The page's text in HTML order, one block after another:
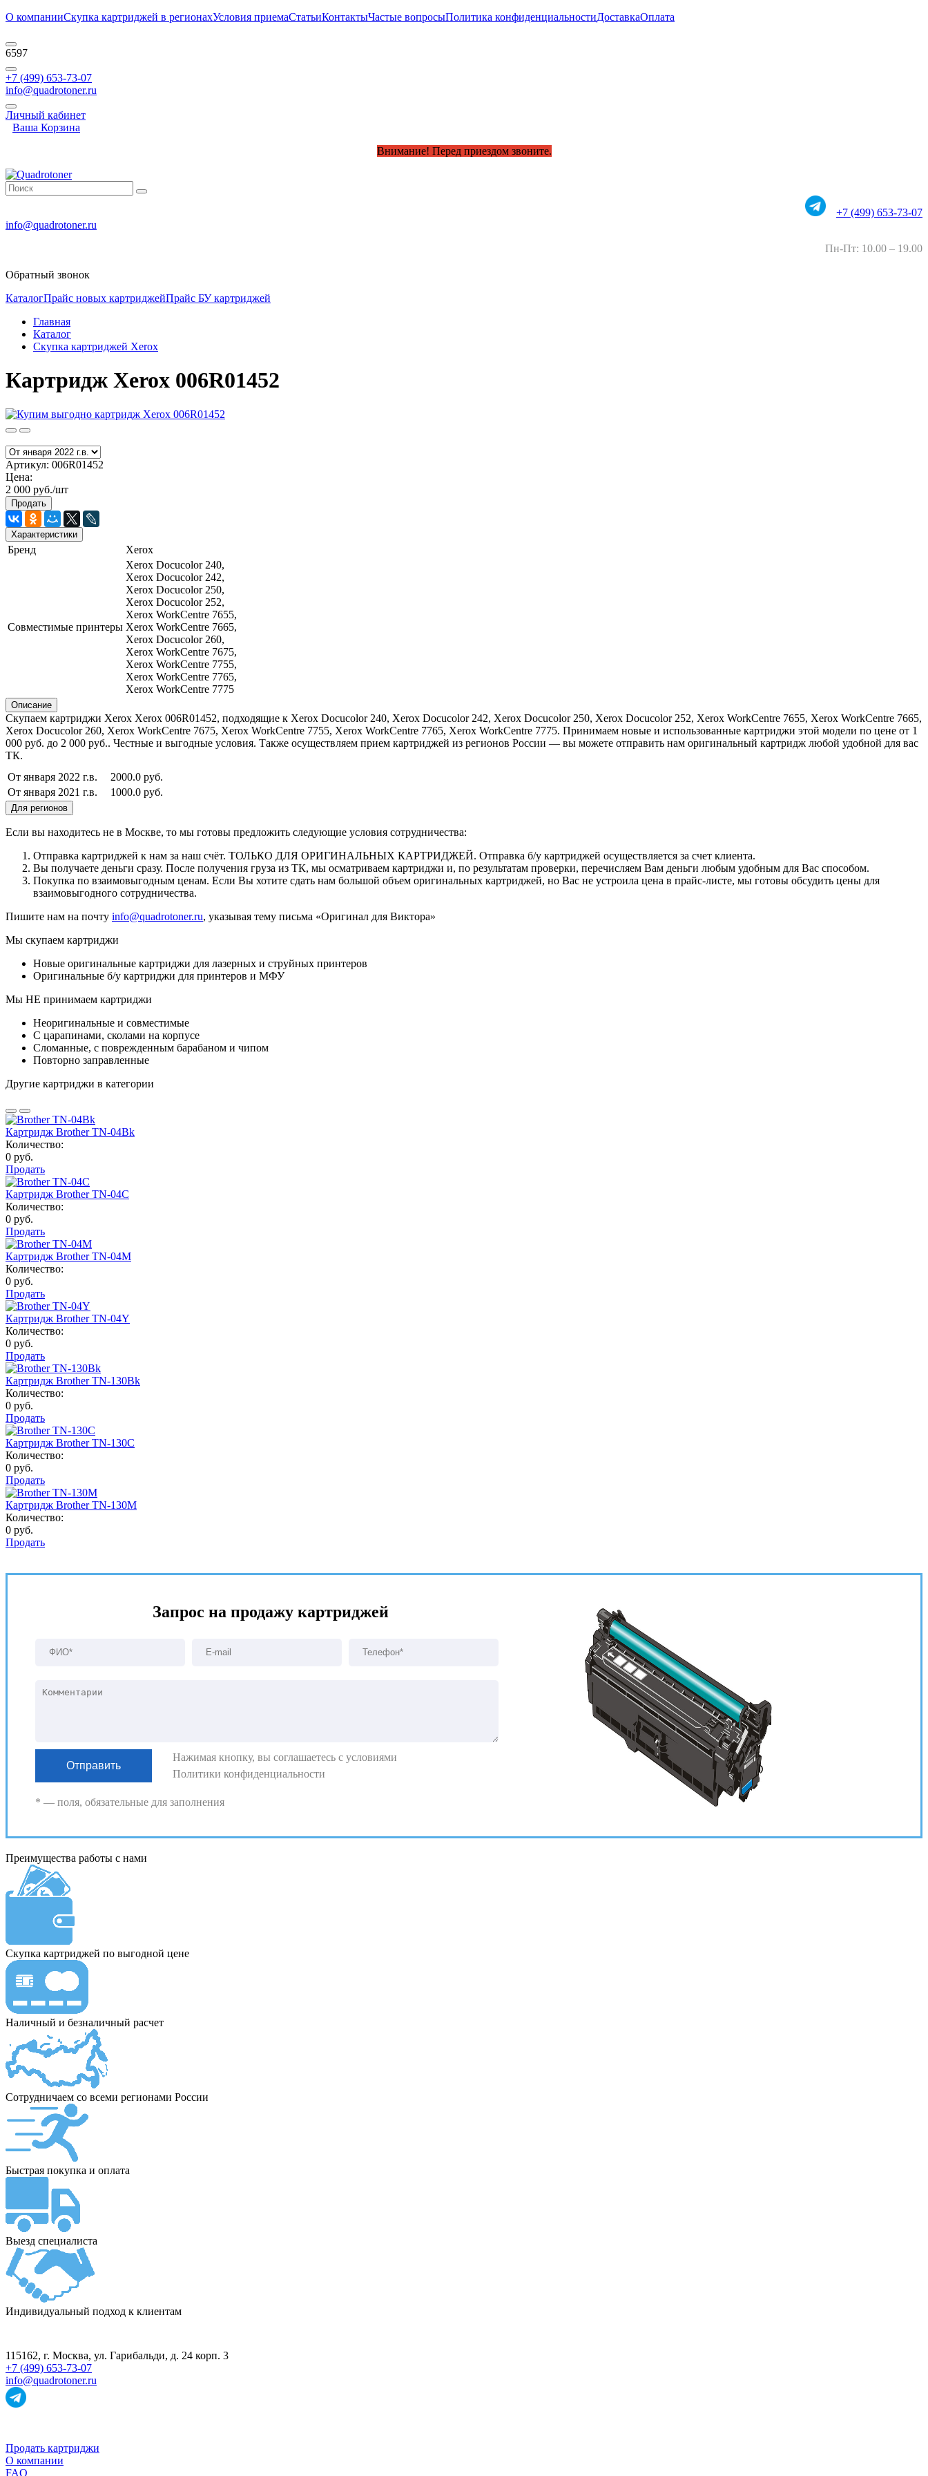
О компанииСкупка картриджей в регионахУсловия приемаСтатьиКонтактыЧастые вопросыПолитика конфиденциальностиДоставкаОплата
6597
+7 (499) 653-73-07
info@quadrotoner.ru
Личный кабинет
Ваша Корзина
Внимание! Перед приездом звоните.
+7 (499) 653-73-07
info@quadrotoner.ru
Пн-Пт: 10.00 – 19.00
Обратный звонок
КаталогПрайс новых картриджейПрайс БУ картриджей
Главная
Каталог
Скупка картриджей Xerox
Картридж Xerox 006R01452
Артикул: 006R01452
Цена:
2 000 руб./шт
Продать
Характеристики
Бренд Xerox
Совместимые принтеры
Xerox Docucolor 240,
Xerox Docucolor 242,
Xerox Docucolor 250,
Xerox Docucolor 252,
Xerox WorkCentre 7655,
Xerox WorkCentre 7665,
Xerox Docucolor 260,
Xerox WorkCentre 7675,
Xerox WorkCentre 7755,
Xerox WorkCentre 7765,
Xerox WorkCentre 7775
Описание
Скупаем картриджи Xerox Xerox 006R01452, подходящие к Xerox Docucolor 240, Xerox Docucolor 242, Xerox Docucolor 250, Xerox Docucolor 252, Xerox WorkCentre 7655, Xerox WorkCentre 7665,
Xerox Docucolor 260, Xerox WorkCentre 7675, Xerox WorkCentre 7755, Xerox WorkCentre 7765, Xerox WorkCentre 7775. Принимаем новые и использованные картриджи этой модели по цене от 1
000 руб. до 2 000 руб.. Честные и выгодные условия. Также осуществляем прием картриджей из регионов России — вы можете отправить нам оригинальный картридж любой удобной для вас
ТК.
От января 2022 г.в.
2000.0 руб.
От января 2021 г.в.
1000.0 руб.
Для регионов
Если вы находитесь не в Москве, то мы готовы предложить следующие условия сотрудничества:
Отправка картриджей к нам за наш счёт. ТОЛЬКО ДЛЯ ОРИГИНАЛЬНЫХ КАРТРИДЖЕЙ. Отправка б/у картриджей осуществляется за счет клиента.
Вы получаете деньги сразу. После получения груза из ТК, мы осматриваем картриджи и, по результатам проверки, перечисляем Вам деньги любым удобным для Вас способом.
Покупка по взаимовыгодным ценам. Если Вы хотите сдать нам большой объем оригинальных картриджей, но Вас не устроила цена в прайс-листе, мы готовы обсудить цены для
взаимовыгодного сотрудничества.
Пишите нам на почту info@quadrotoner.ru, указывая тему письма «Оригинал для Виктора»
Мы скупаем картриджи
Новые оригинальные картриджи для лазерных и струйных принтеров
Оригинальные б/у картриджи для принтеров и МФУ
Мы НЕ принимаем картриджи
Неоригинальные и совместимые
С царапинами, сколами на корпусе
Сломанные, с поврежденным барабаном и чипом
Повторно заправленные
Другие картриджи в категории
Картридж Brother TN-04Bk
Количество:
0 руб.
Продать
Картридж Brother TN-04C
Количество:
0 руб.
Продать
Картридж Brother TN-04M
Количество:
0 руб.
Продать
Картридж Brother TN-04Y
Количество:
0 руб.
Продать
Картридж Brother TN-130Bk
Количество:
0 руб.
Продать
Картридж Brother TN-130C
Количество:
0 руб.
Продать
Картридж Brother TN-130M
Количество:
0 руб.
Продать
Запрос на продажу картриджей
Нажимая кнопку, вы соглашаетесь с условиями
Политики конфиденциальности
* — поля, обязательные для заполнения
Преимущества работы с нами
Скупка картриджей по выгодной цене
Наличный и безналичный расчет
Сотрудничаем со всеми регионами России
Быстрая покупка и оплата
Выезд специалиста
Индивидуальный подход к клиентам
115162, г. Москва, ул. Гарибальди, д. 24 корп. 3
+7 (499) 653-73-07
info@quadrotoner.ru
Продать картриджи
О компании
FAQ